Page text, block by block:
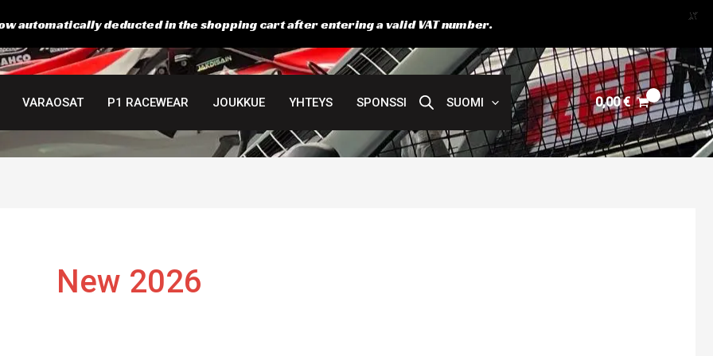
VARAOSAT P1 RACEWEAR JOUKKUE YHTEYS SPONSSI SUOMI 0,00€
New 2026
Suosituimmat
ensin
automatically deducted in the shopping cart after entering a valid VAT number. X